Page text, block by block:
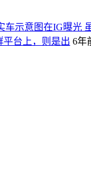
车示意图在IG曝光
台上，则是出 6年